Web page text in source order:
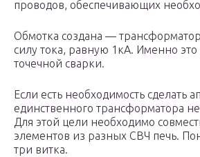
проводов, обеспечивающих
Обмотка создана —
силу тока, равную 1кА. Именно
точечной сварки.
Если есть необходимость сделать
единственного трансформатора не
Для этой цели необходимо
элементов из разных СВЧ печь.
три витка.